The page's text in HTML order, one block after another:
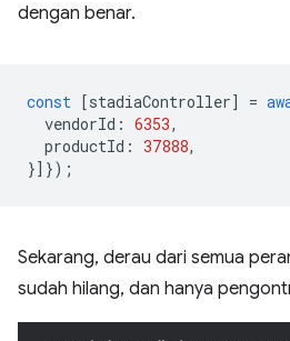
dengan benar.
const [stadiaController] =
vendorId : 6353,
productId : 37888,
}]});
Sekarang, derau dari semua
sudah hilang, dan hanya